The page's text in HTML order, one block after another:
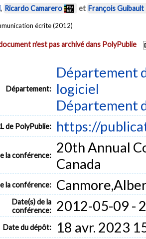
, Ricardo Camarero et François Guibault
écrite (2012)
n'est pas archivé dans PolyPublie
Département:
Département
logiciel
Département
de PolyPublie: https://
la conférence:
20th Annual
Canada
la conférence:
Date(s) de la
conférence:
2012-05-09 -
Date du dépôt: 18 avr. 2023